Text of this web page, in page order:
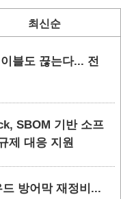
최신순
블도 끊는다... 전
SBOM 기반 소프
제 대응 지원
방어막 재정비...